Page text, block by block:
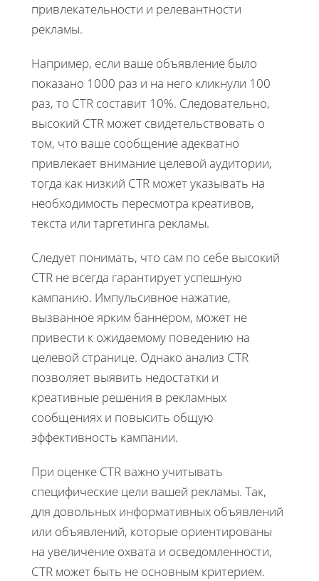
привлекательности и релевантности
рекламы.
Например, если ваше объявление было
показано 1000 раз и на него кликнули 100
раз, то CTR составит 10%. Следовательно,
высокий CTR может свидетельствовать о
том, что ваше сообщение адекватно
привлекает внимание целевой аудитории,
тогда как низкий CTR может указывать на
необходимость пересмотра креативов,
текста или таргетинга рекламы.
Следует понимать, что сам по себе высокий
CTR не всегда гарантирует успешную
кампанию. Импульсивное нажатие,
вызванное ярким баннером, может не
привести к ожидаемому поведению на
целевой странице. Однако анализ CTR
позволяет выявить недостатки и
креативные решения в рекламных
сообщениях и повысить общую
эффективность кампании.
При оценке CTR важно учитывать
специфические цели вашей рекламы. Так,
для довольных информативных объявлений
или объявлений, которые ориентированы
на увеличение охвата и осведомленности,
CTR может быть не основным критерием.